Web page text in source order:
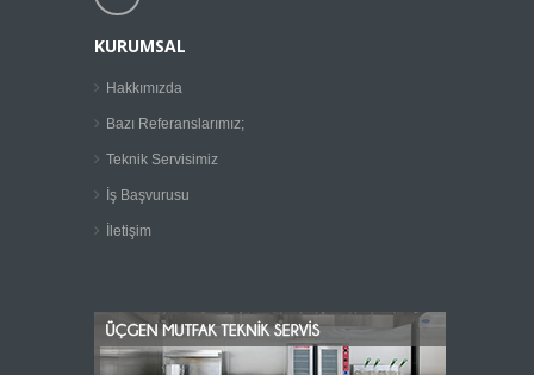
KURUMSAL
Hakkımızda
Bazı Referanslarımız;
Teknik Servisimiz
İş Başvurusu
İletişim